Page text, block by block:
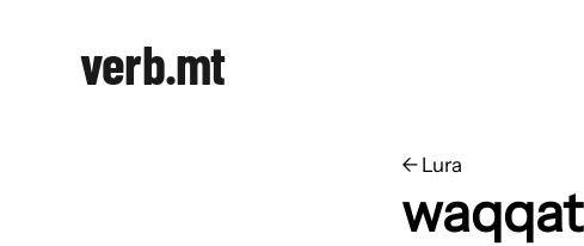
verb.mt
← ​​Lura
waqqat